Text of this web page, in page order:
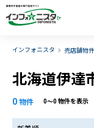
インフォニスタ 売店舗物件
北海道伊達
0 物件 0〜0 物件を表示